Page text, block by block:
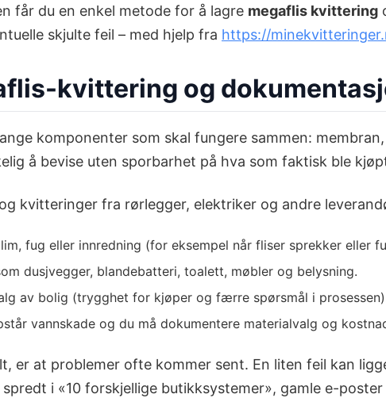
får du en enkel metode for å lagre megaflis kvittering
skjulte feil – med hjelp fra https://
kvittering og
komponenter som skal fungere sammen:
å bevise uten sporbarhet på hva som faktisk ble
kvitteringer fra rørlegger, elektriker og andre
fug eller innredning (for eksempel når fliser sprekker eller
dusjvegger, blandebatteri, toalett, møbler og belysning.
av bolig (trygghet for kjøper og færre spørsmål i
vannskade og du må dokumentere materialvalg og
er at problemer ofte kommer sent. En liten feil kan
i «10 forskjellige butikksystemer», gamle e-